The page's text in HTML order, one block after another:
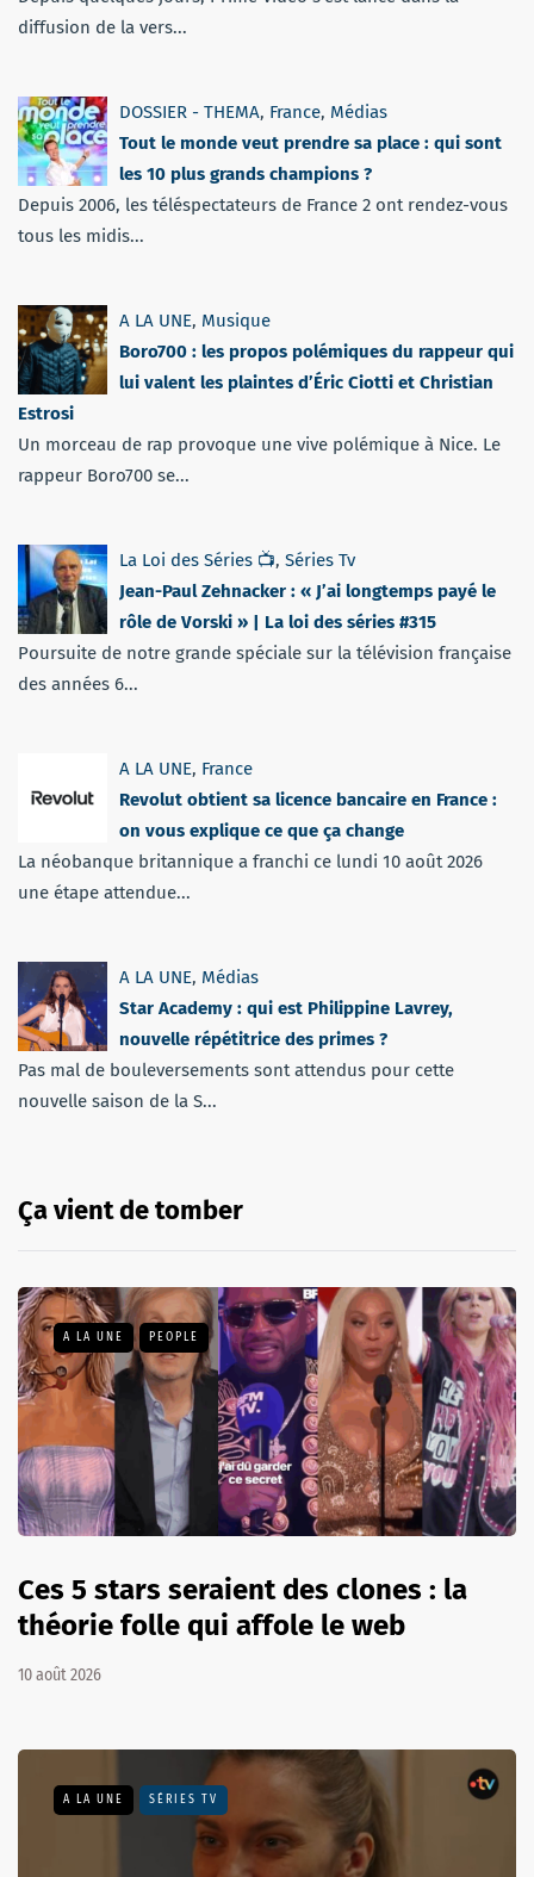
diffusion de la vers...
DOSSIER - THEMA, France, Médias
Tout le monde veut prendre sa place : qui sont
les 10 plus grands champions ?
Depuis 2006, les téléspectateurs de France 2 ont rendez-vous
tous les midis...
A LA UNE, Musique
Boro700 : les propos polémiques du rappeur qui
lui valent les plaintes d’Éric Ciotti et Christian
Estrosi
Un morceau de rap provoque une vive polémique à Nice. Le
rappeur Boro700 se...
La Loi des Séries 📺, Séries Tv
Jean-Paul Zehnacker : « J’ai longtemps payé le
rôle de Vorski » | La loi des séries #315
Poursuite de notre grande spéciale sur la télévision française
des années 6...
A LA UNE, France
Revolut obtient sa licence bancaire en France :
on vous explique ce que ça change
La néobanque britannique a franchi ce lundi 10 août 2026
une étape attendue...
A LA UNE, Médias
Star Academy : qui est Philippine Lavrey,
nouvelle répétitrice des primes ?
Pas mal de bouleversements sont attendus pour cette
nouvelle saison de la S...
Ça vient de tomber
A LA UNE PEOPLE
Ces 5 stars seraient des clones : la
théorie folle qui affole le web
10 août 2026
A LA UNE SÉRIES TV